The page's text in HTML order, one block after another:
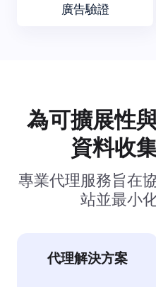
廣告驗證
為可擴展性
資料收
專業代理服務旨在
站並最小
代理解決方案